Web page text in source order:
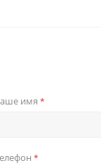
имя *
*